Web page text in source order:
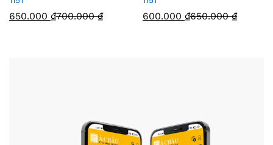
650.000 ₫700.000₫ 600.000 ₫650.000₫